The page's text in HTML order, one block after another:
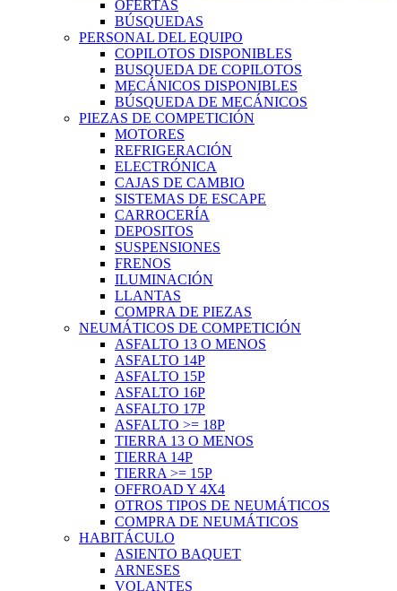
OFERTAS
BÚSQUEDAS
PERSONAL DEL EQUIPO
COPILOTOS DISPONIBLES
BUSQUEDA DE COPILOTOS
MECÁNICOS DISPONIBLES
BÚSQUEDA DE MECÁNICOS
PIEZAS DE COMPETICIÓN
MOTORES
REFRIGERACIÓN
ELECTRÓNICA
CAJAS DE CAMBIO
SISTEMAS DE ESCAPE
CARROCERÍA
DEPOSITOS
SUSPENSIONES
FRENOS
ILUMINACIÓN
LLANTAS
COMPRA DE PIEZAS
NEUMÁTICOS DE COMPETICIÓN
ASFALTO 13 O MENOS
ASFALTO 14P
ASFALTO 15P
ASFALTO 16P
ASFALTO 17P
ASFALTO >= 18P
TIERRA 13 O MENOS
TIERRA 14P
TIERRA >= 15P
OFFROAD Y 4X4
OTROS TIPOS DE NEUMÁTICOS
COMPRA DE NEUMÁTICOS
HABITÁCULO
ASIENTO BAQUET
ARNESES
VOLANTES